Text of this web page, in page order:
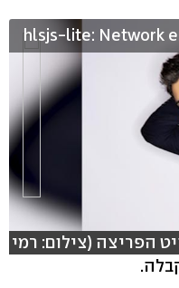
hlsjs-lite: Network
הפריצה (צילום: רמי